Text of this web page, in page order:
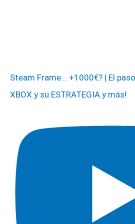
Steam Frame... +1000€? | El
XBOX y su ESTRATEGIA y más!